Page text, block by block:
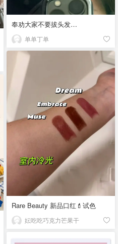
奉劝大家不要拔头发…
单单丁单
Rare Beauty 新品口红💄试色
妘吃吃巧克力芒果干